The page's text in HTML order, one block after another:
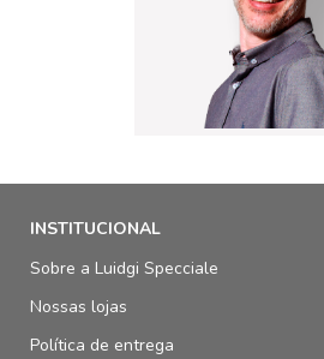
INSTITUCIONAL
Sobre a Luidgi Specciale
Nossas lojas
Política de entrega